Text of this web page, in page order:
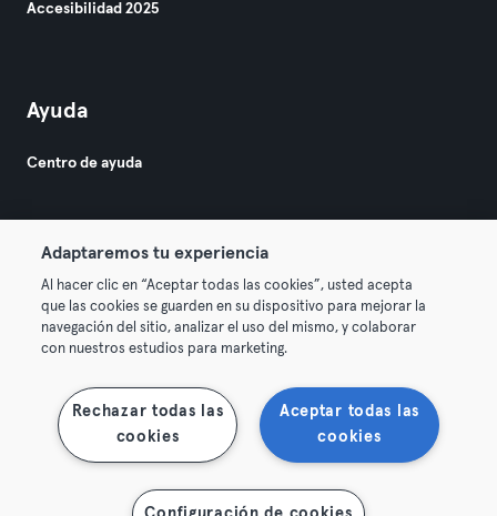
Accesibilidad 2025
Ayuda
Centro de ayuda
© 2026 Urban Sports Group GmbH. All rights reserved.
Términos y condiciones Privacidad
Rescindir contratos aquí Desistir de contratos aquí
Adaptaremos tu experiencia
Al hacer clic en “Aceptar todas las cookies”, usted acepta
que las cookies se guarden en su dispositivo para mejorar la
navegación del sitio, analizar el uso del mismo, y colaborar
con nuestros estudios para marketing.
Aceptar todas las
cookies
Rechazar todas las
cookies